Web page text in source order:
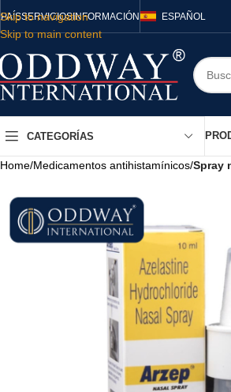
Skip to navigation
Skip to main content
PAÍSSERVICIOSINFORMACIÓN ESPAÑOL
CATEGORÍAS
Home/Medicamentos antihistamínicos/Spray